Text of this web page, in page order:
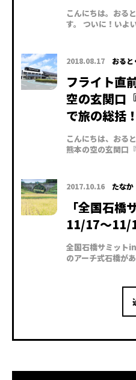
こんにちは。おる
す。 ついに！い
2018.08.17 おると
フライト直
空の玄関口
で旅の総括！
こんにちは、おる
熊本の空の玄関口
2017.10.16 たなか
「全国石橋
11/17～11/
全国石橋サミット
のアーチ式石橋が